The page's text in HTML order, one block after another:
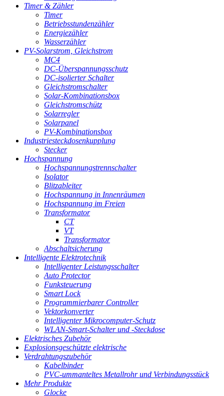
Timer & Zähler
Timer
Betriebsstundenzähler
Energiezähler
Wasserzähler
PV-Solarstrom, Gleichstrom
MC4
DC-Überspannungsschutz
DC-isolierter Schalter
Gleichstromschalter
Solar-Kombinationsbox
Gleichstromschütz
Solarregler
Solarpanel
PV-Kombinationsbox
Industriesteckdosenkupplung
Stecker
Hochspannung
Hochspannungstrennschalter
Isolator
Blitzableiter
Hochspannung in Innenräumen
Hochspannung im Freien
Transformator
CT
VT
Transformator
Abschaltsicherung
Intelligente Elektrotechnik
Intelligenter Leistungsschalter
Auto Protector
Funksteuerung
Smart Lock
Programmierbarer Controller
Vektorkonverter
Intelligenter Mikrocomputer-Schutz
WLAN-Smart-Schalter und -Steckdose
Elektrisches Zubehör
Explosionsgeschützte elektrische
Verdrahtungszubehör
Kabelbinder
PVC-ummanteltes Metallrohr und Verbindungsstück
Mehr Produkte
Glocke